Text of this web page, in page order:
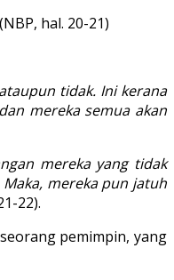
(NBP, hal. 20-21)
tidak. Ini kerana
mereka semua akan
mereka yang tidak
mereka pun jatuh
22).
pemimpin, yang